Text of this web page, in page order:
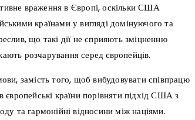
враження в Європі, оскільки США
країнами у вигляді домінуючого та
що такі дії не сприяють зміцненню
розчарування серед європейців.
замість того, щоб вибудовувати співпрацю
країни порівняти підхід США з
та гармонійні відносини між націями.